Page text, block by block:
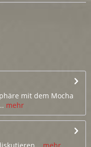
mit dem Mocha
mehr